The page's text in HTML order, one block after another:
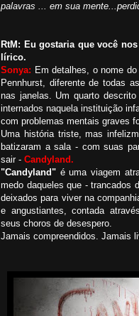
palavras ... em sua
RtM: Eu gostaria que você
lírico.
Sonya: Em detalhes, o nome
Pennhurst, diferente de todas
nas janelas. Um quarto
internados naquela instituição
com problemas mentais graves
Uma história triste, mas
batizaram a sala - com suas
sair - Candyland.
"Candyland" é uma viagem
medo daqueles que - trancados
deixados para viver na
e angustiantes, contada
seus choros de desespero.
Jamais compreendidos. Jamais